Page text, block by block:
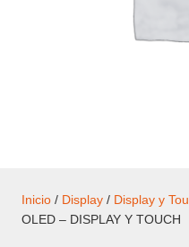
Inicio / Display / Display y
OLED – DISPLAY Y TOUCH